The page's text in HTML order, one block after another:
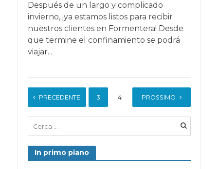
Después de un largo y complicado
invierno, ¡ya estamos listos para recibir
nuestros clientes en Formentera! Desde
que termine el confinamiento se podrá
viajar...
PRECEDENTE
1 2 3 4 5 6
PROSSIMO
In primo piano